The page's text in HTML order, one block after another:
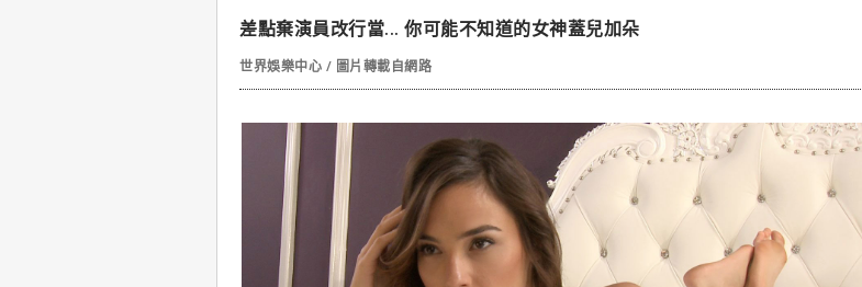
差點棄演員改行當... 你可能不知道的女神蓋兒加朵
世界娛樂中心 / 圖片轉載自網路